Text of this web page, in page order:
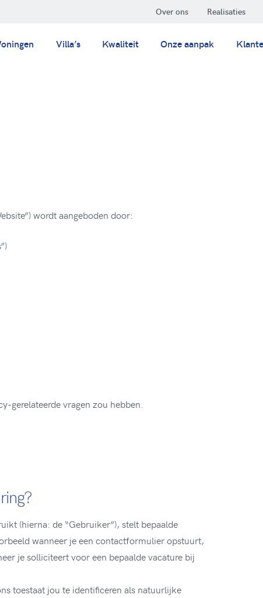
Over ons Realisaties
Villa’s Kwaliteit Onze aanpak
wordt aangeboden door:
gerelateerde vragen zou hebben.
(hierna: de “Gebruiker”), stelt bepaalde
wanneer je een contactformulier opstuurt,
je solliciteert voor een bepaalde vacature bij
toestaat jou te identificeren als natuurlijke